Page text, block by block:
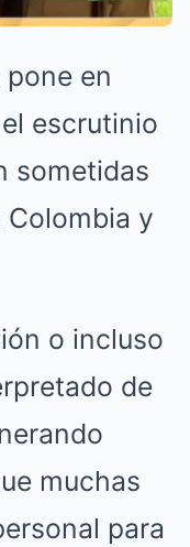
en
escrutinio
sometidas
Colombia y
o incluso
de
muchas
para